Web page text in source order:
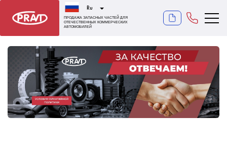
Ru
ПРОДАЖА ЗАПАСНЫХ ЧАСТЕЙ ДЛЯ
ОТЕЧЕСТВЕННЫХ КОММЕРЧЕСКИХ
АВТОМОБИЛЕЙ